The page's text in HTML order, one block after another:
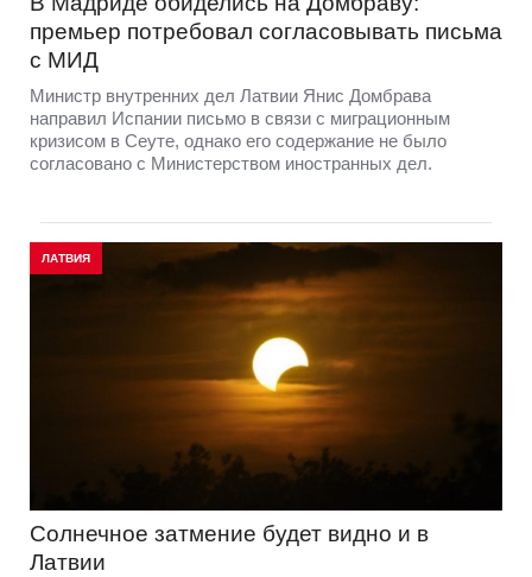
премьер потребовал согласовывать письма
с МИД
Министр внутренних дел Латвии Янис Домбрава
направил Испании письмо в связи с миграционным
кризисом в Сеуте, однако его содержание не было
согласовано с Министерством иностранных дел.
ЛАТВИЯ
Солнечное затмение будет видно и в
Латвии